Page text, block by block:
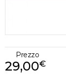
Prezzo
€
29,00